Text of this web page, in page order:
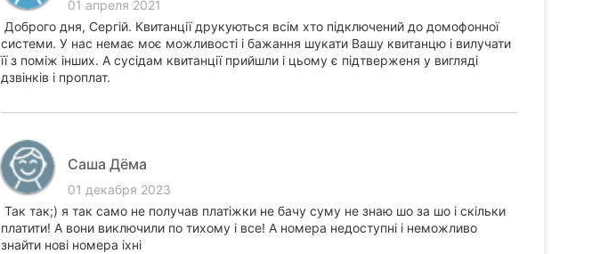
01 апреля 2021
Доброго дня, Сергій. Квитанції друкуються всім хто підключений до домофонної
системи. У нас немає моє можливості і бажання шукати Вашу квитанцю і вилучати
її з поміж інших. А сусідам квитанції прийшли і цьому є підтверженя у вигляді
дзвінків і проплат.
Саша Дёма
01 декабря 2023
Так так;) я так само не получав платіжки не бачу суму не знаю шо за шо і скільки
платити! А вони виключили по тихому і все! А номера недоступні і неможливо
знайти нові номера іхні